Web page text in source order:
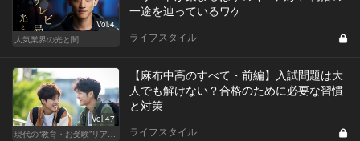
Vol.4
人気業界の光と闇
一途を辿っているワケ
ライフスタイル
Vol.47
現代の“教育・お受験”リアルドキュメント
【麻布中高のすべて・前編】入試問題は大
人でも解けない？合格のために必要な習慣
と対策
ライフスタイル